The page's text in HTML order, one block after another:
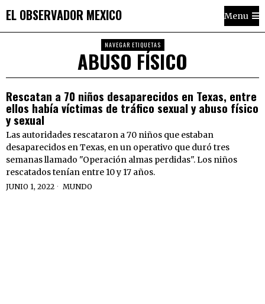
EL OBSERVADOR MEXICO Menu
NAVEGAR ETIQUETAS
ABUSO FÍSICO
Rescatan a 70 niños desaparecidos en Texas, entre
ellos había víctimas de tráfico sexual y abuso físico
y sexual
Las autoridades rescataron a 70 niños que estaban
desaparecidos en Texas, en un operativo que duró tres
semanas llamado "Operación almas perdidas". Los niños
rescatados tenían entre 10 y 17 años.
JUNIO 1, 2022 MUNDO